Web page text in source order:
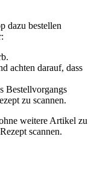
dazu bestellen
achten darauf, dass
Bestellvorgangs
zu scannen.
weitere Artikel zu
scannen.